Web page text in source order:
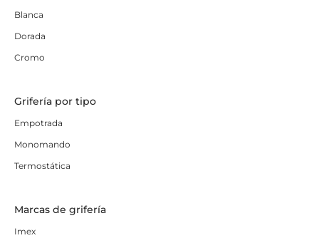
Blanca
Dorada
Cromo
Grifería por tipo
Empotrada
Monomando
Termostática
Marcas de grifería
Imex